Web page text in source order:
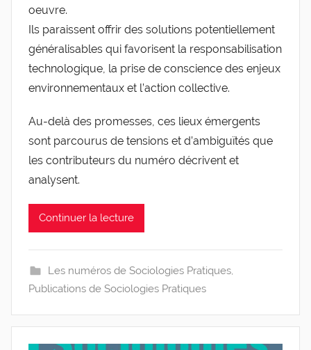
oeuvre.
Ils paraissent offrir des solutions potentiellement
généralisables qui favorisent la responsabilisation
technologique, la prise de conscience des enjeux
environnementaux et l’action collective.
Au-delà des promesses, ces lieux émergents
sont parcourus de tensions et d’ambiguïtés que
les contributeurs du numéro décrivent et
analysent.
Continuer la lecture
Les numéros de Sociologies Pratiques,
Publications de Sociologies Pratiques